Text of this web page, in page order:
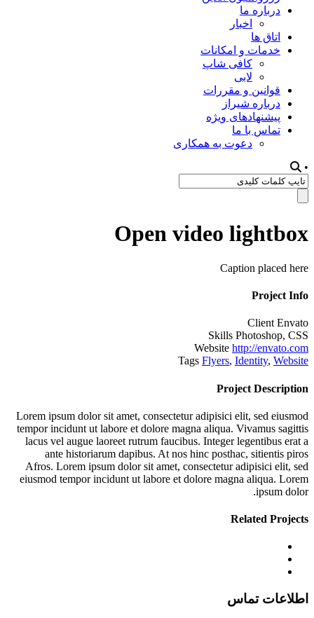
درباره ما
اخبار
اتاق ها
خدمات و امکانات
کافی شاپ
لابی
قوانین و مقررات
درباره شیراز
پیشنهادهای ویژه
تماس با ما
دعوت به همکاری
•
Open video lightbox
Caption placed here
Project Info
ClientEnvato
Skills Photoshop, CSS
Website http://envato.com
Tags Flyers, Identity, Website
Project Description
Lorem ipsum dolor sit amet, consectetur adipisici elit, sed eiusmod
tempor incidunt ut labore et dolore magna aliqua. Vivamus sagittis
lacus vel augue laoreet rutrum faucibus. Integer legentibus erat a
ante historiarum dapibus. At nos hinc posthac, sitientis piros
Afros. Lorem ipsum dolor sit amet, consectetur adipisici elit, sed
eiusmod tempor incidunt ut labore et dolore magna aliqua. Lorem
ipsum dolor.
Related Projects
اطلاعات تماس